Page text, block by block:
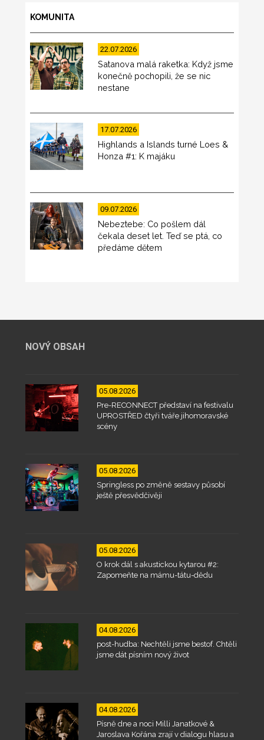
KOMUNITA
22.07.2026
Satanova malá raketka: Když jsme
konečně pochopili, že se nic
nestane
17.07.2026
Highlands a Islands turné Loes &
Honza #1: K majáku
09.07.2026
Nebeztebe: Co pošlem dál
čekala deset let. Teď se ptá, co
předáme dětem
NOVÝ OBSAH
05.08.2026
Pre-RECONNECT představí na festivalu
UPROSTŘED čtyři tváře jihomoravské
scény
05.08.2026
Springless po změně sestavy působí
ještě přesvědčivěji
05.08.2026
O krok dál s akustickou kytarou #2:
Zapomeňte na mámu-tátu-dědu
04.08.2026
post-hudba: Nechtěli jsme bestof. Chtěli
jsme dát písním nový život
04.08.2026
Písně dne a noci Milli Janatkové &
Jaroslava Kořána zrají v dialogu hlasu a